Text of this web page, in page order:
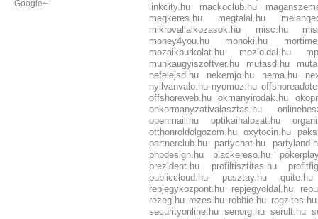
Google+
linkcity.hu
mackoclub.hu
megkeres.hu
megtalal.hu
mikrovallalkozasok.hu
misc.hu
money4you.hu
monoki.hu
mozaikburkolat.hu
mozioldal.hu
munkaugyiszoftver.hu
mutasd.hu
nefelejsd.hu
nekemjo.hu nema.hu
nyilvanvalo.hu nyomoz.hu
offshoreweb.hu
okmanyirodak.hu
onkormanyzativalasztas.hu
openmail.hu
optikaihalozat.hu
otthonroldolgozom.hu oxytocin.hu
partnerclub.hu
partychat.hu
phpdesign.hu
piackereso.hu
prezident.hu
profiltisztitas.hu
publiccloud.hu
pusztay.hu
quite.hu
repjegykozpont.hu
repjegyoldal.hu
rezeg.hu rezes.hu robbie.hu rogzites.hu
securityonline.hu senorg.hu serult.hu